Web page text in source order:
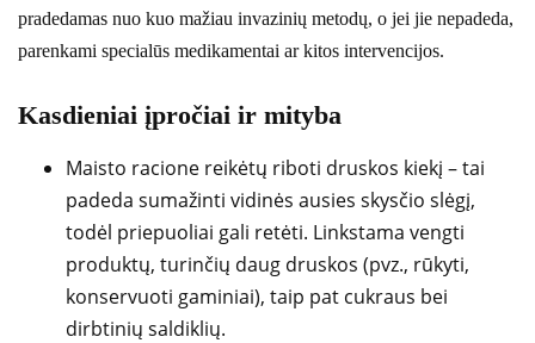
pradedamas nuo kuo mažiau invazinių metodų, o jei jie nepadeda,
parenkami specialūs medikamentai ar kitos intervencijos.
Kasdieniai įpročiai ir mityba
Maisto racione reikėtų riboti druskos kiekį – tai
padeda sumažinti vidinės ausies skysčio slėgį,
todėl priepuoliai gali retėti. Linkstama vengti
produktų, turinčių daug druskos (pvz., rūkyti,
konservuoti gaminiai), taip pat cukraus bei
dirbtinių saldiklių.